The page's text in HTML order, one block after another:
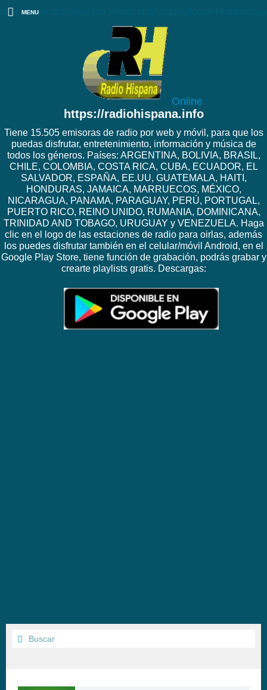
https://www.radiohispana.info/assets/images/
Online
https://radiohispana.info
Tiene 15.505 emisoras de radio por web y móvil, para que los
puedas disfrutar, entretenimiento, información y música de
todos los géneros. Países: ARGENTINA, BOLIVIA, BRASIL,
CHILE, COLOMBIA, COSTA RICA, CUBA, ECUADOR, EL
SALVADOR, ESPAÑA, EE.UU, GUATEMALA, HAITI,
HONDURAS, JAMAICA, MARRUECOS, MÉXICO,
NICARAGUA, PANAMA, PARAGUAY, PERÚ, PORTUGAL,
PUERTO RICO, REINO UNIDO, RUMANIA, DOMINICANA,
TRINIDAD AND TOBAGO, URUGUAY y VENEZUELA. Haga
clic en el logo de las estaciones de radio para oirlas, además
los puedes disfrutar también en el celular/móvil Android, en el
Google Play Store, tiene función de grabación, podrás grabar y
crearte playlists gratis. Descargas:
MENU